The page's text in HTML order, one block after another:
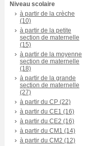
Niveau scolaire
à partir de la crèche
(10)
à partir de la petite
section de maternelle
(15)
à partir de la moyenne
section de maternelle
(18)
à partir de la grande
section de maternelle
(27)
à partir du CP (22)
à partir du CE1 (16)
à partir du CE2 (16)
à partir du CM1 (14)
à partir du CM2 (12)